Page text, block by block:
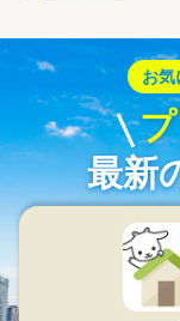
お気
最新